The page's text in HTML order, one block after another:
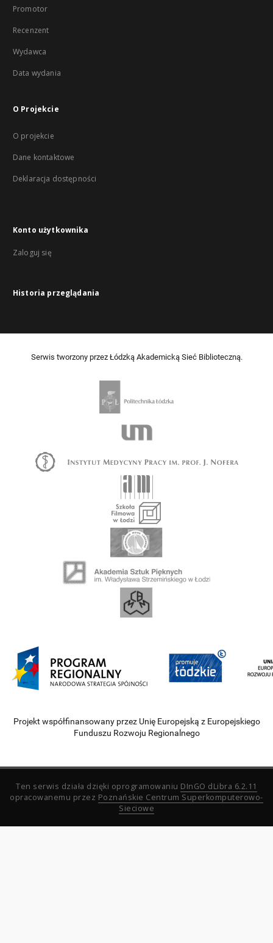
Promotor
Recenzent
Wydawca
Data wydania
O Projekcie
O projekcie
Dane kontaktowe
Deklaracja dostępności
Konto użytkownika
Zaloguj się
Historia przeglądania
Serwis tworzony przez Łódzką Akademicką Sieć Biblioteczną.
Projekt współfinansowany przez Unię Europejską z Europejskiego
Funduszu Rozwoju Regionalnego
Ten serwis działa dzięki oprogramowaniu DInGO dLibra 6.2.11
opracowanemu przez Poznańskie Centrum Superkomputerowo-
Sieciowe